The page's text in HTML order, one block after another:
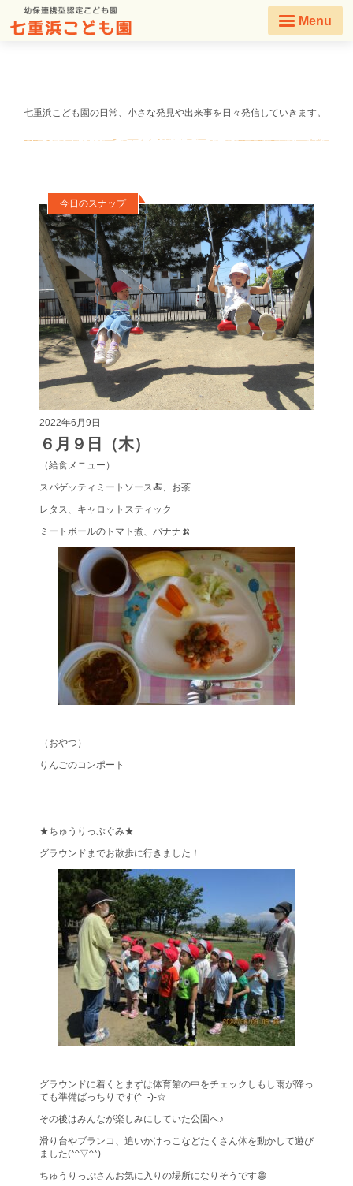
Menu
七重浜こども園の日常、小さな発見や出来事を日々発信していきます。
今日のスナップ
2022年6月9日
６月９日（木）
（給食メニュー）
スパゲッティミートソース🍝、お茶
レタス、キャロットスティック
ミートボールのトマト煮、バナナ🍌
（おやつ）
りんごのコンポート
★ちゅうりっぷぐみ★
グラウンドまでお散歩に行きました！
グラウンドに着くとまずは体育館の中をチェックしもし雨が降っ
ても準備ばっちりです(^_-)-☆
その後はみんなが楽しみにしていた公園へ♪
滑り台やブランコ、追いかけっこなどたくさん体を動かして遊び
ました(*^▽^*)
ちゅうりっぷさんお気に入りの場所になりそうです😄